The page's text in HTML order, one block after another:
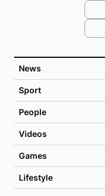
News
Sport
People
Videos
Games
Lifestyle